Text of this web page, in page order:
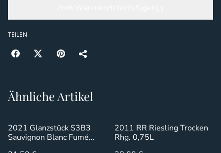
TEILEN
Ähnliche Artikel
2021 Glanzstück S3B3
Sauvignon Blanc Fumé
2011 RR Riesling Trocken
Rhg. 0,75L